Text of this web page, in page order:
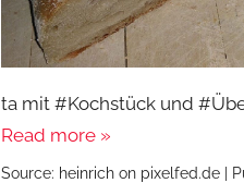
ta mit #Kochstück und
Read more »
Source: heinrich on pixelfed.de |